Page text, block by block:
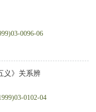
0096-06
义》关系辨
0102-04